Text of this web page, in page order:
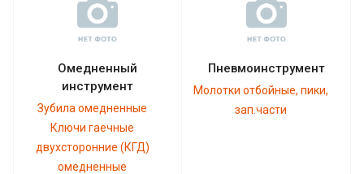
Омедненный
инструмент
Зубила омедненные
Ключи гаечные
двухсторонние (КГД)
омедненные
Пневмоинструмент
Молотки отбойные, пики,
зап.части